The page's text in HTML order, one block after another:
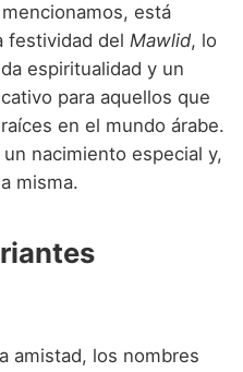
está
festividad del Mawlid, lo
espiritualidad y un
para aquellos que
en el mundo árabe.
nacimiento especial y,
misma.
amistad, los nombres